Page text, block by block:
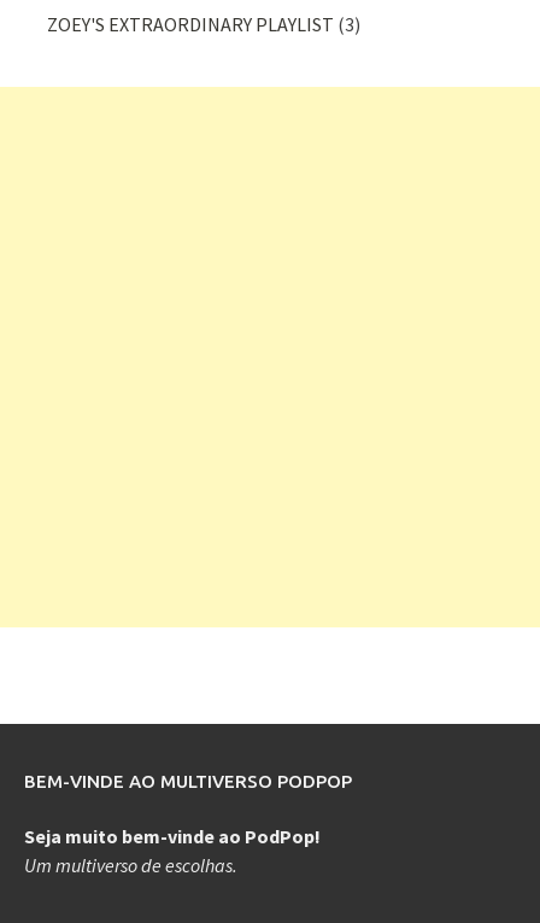
ZOEY'S EXTRAORDINARY PLAYLIST (3)
BEM-VINDE AO MULTIVERSO PODPOP
Seja muito bem-vinde ao PodPop!
Um multiverso de escolhas.